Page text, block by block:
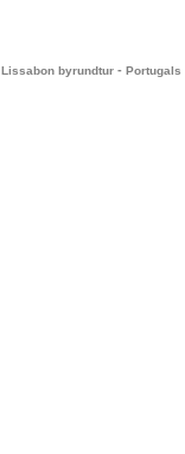
Lissabon byrundtur - Portugals